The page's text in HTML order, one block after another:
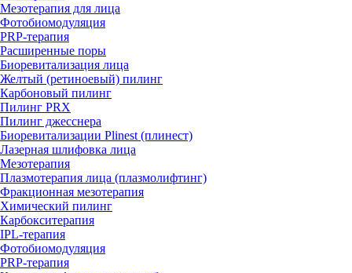
Мезотерапия для лица
Фотобиомодуляция
PRP-терапия
Расширенные поры
Биоревитализация лица
Желтый (ретиноевый) пилинг
Карбоновый пилинг
Пилинг PRX
Пилинг джесснера
Биоревитализации Plinest (плинест)
Лазерная шлифовка лица
Мезотерапия
Плазмотерапия лица (плазмолифтинг)
Фракционная мезотерапия
Химический пилинг
Карбокситерапия
IPL‑терапия
Фотобиомодуляция
PRP-терапия